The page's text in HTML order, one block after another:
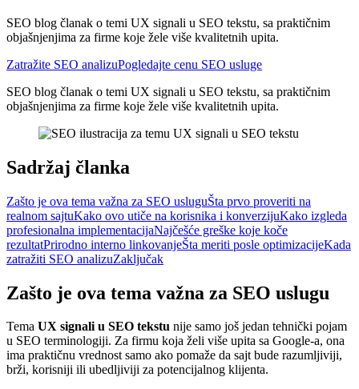
SEO blog članak o temi UX signali u SEO tekstu, sa praktičnim
objašnjenjima za firme koje žele više kvalitetnih upita.
Zatražite SEO analizuPogledajte cenu SEO usluge
SEO blog članak o temi UX signali u SEO tekstu, sa praktičnim
objašnjenjima za firme koje žele više kvalitetnih upita.
Sadržaj članka
Zašto je ova tema važna za SEO usluguŠta prvo proveriti na
realnom sajtuKako ovo utiče na korisnika i konverzijuKako izgleda
profesionalna implementacijaNajčešće greške koje koče
rezultatPrirodno interno linkovanjeŠta meriti posle optimizacijeKada
zatražiti SEO analizuZaključak
Zašto je ova tema važna za SEO uslugu
Tema UX signali u SEO tekstu nije samo još jedan tehnički pojam
u SEO terminologiji. Za firmu koja želi više upita sa Google-a, ona
ima praktičnu vrednost samo ako pomaže da sajt bude razumljiviji,
brži, korisniji ili ubedljiviji za potencijalnog klijenta.